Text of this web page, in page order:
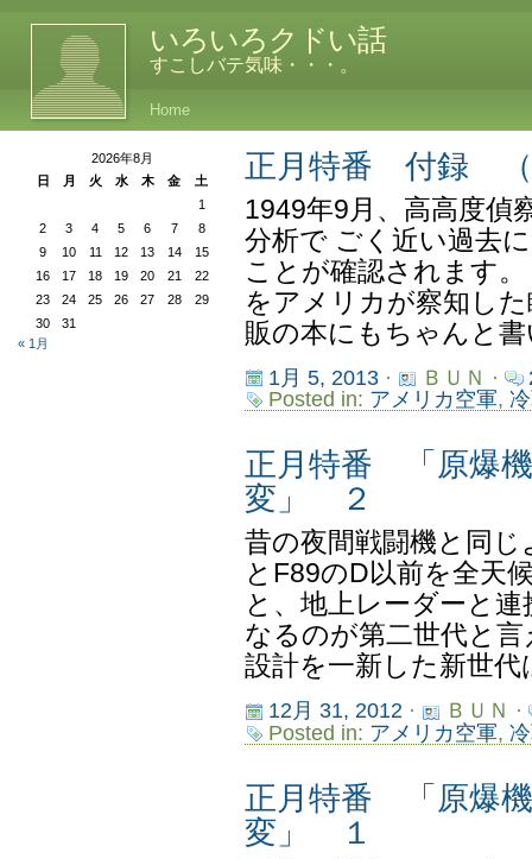
いろいろクドい話
すこしバテ気味・・・。
Home
正月特番 付録 （
1949年9月、高高度偵
分析で ごく近い過去
ことが確認されます
をアメリカが察知し
販の本にもちゃんと
1月 5, 2013· ＢＵＮ ·
Posted in: アメリカ空軍,
正月特番 「原爆
変」 ２
昔の夜間戦闘機と同
とF89のD以前を全天
と、地上レーダーと
なるのが第二世代と
設計を一新した新世
12月 31, 2012·
ＢＵＮ ·
Posted in: アメリカ空軍,
正月特番 「原爆
変」 １
2026年8月
日
月 火 水 木 金
土
1
2
3 4 5 6 7
8
9
10 11 12 13 14
15
16
17 18 19 20 21
22
23
24 25 26 27 28
29
30
31
« 1月